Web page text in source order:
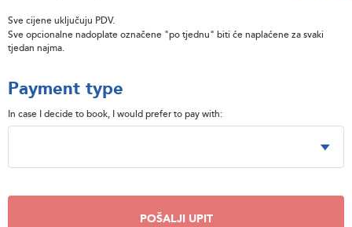
Sve cijene uključuju PDV.
Sve opcionalne nadoplate označene "po tjednu" biti će naplaćene za svaki
tjedan najma.
Payment type
In case I decide to book, I would prefer to pay with:
POŠALJI UPIT